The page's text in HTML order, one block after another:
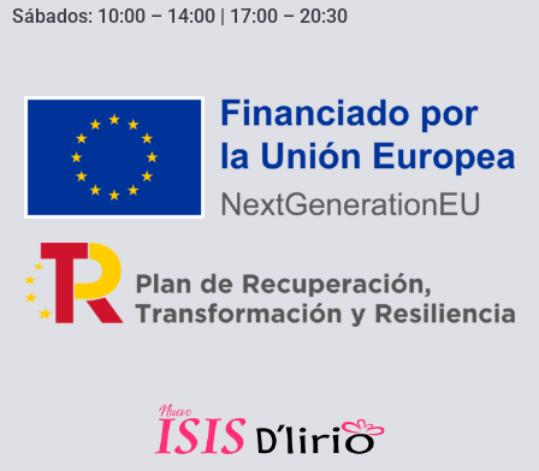
Sábados: 10:00 – 14:00 | 17:00 – 20:30